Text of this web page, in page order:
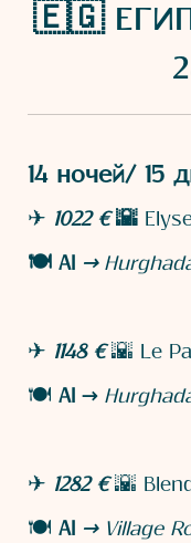
🇪🇬
14 ночей/ 15
✈ 1022 €🌇
🍽️ AI →
✈ 1148 €🌇 Le
🍽️ AI →
✈ 1282 €🌇
🍽️ AI → Village